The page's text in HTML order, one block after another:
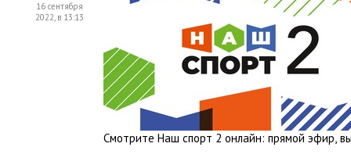
Смотрите Наш спорт 2 онлайн: прямой эфир,
16 сентября
2022, в 13:13